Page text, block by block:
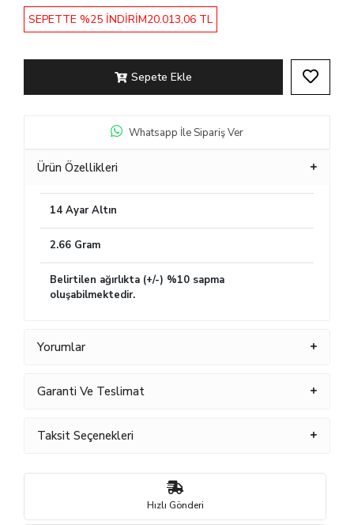
SEPETTE %25 İNDİRİM20.013,06 TL
Sepete Ekle
Whatsapp İle Sipariş Ver
Ürün Özellikleri
14 Ayar Altın
2.66 Gram
Belirtilen ağırlıkta (+/-) %10 sapma
oluşabilmektedir.
Yorumlar
Garanti Ve Teslimat
Taksit Seçenekleri
Hızlı Gönderi